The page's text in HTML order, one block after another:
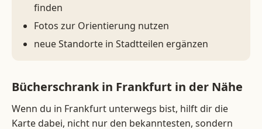
finden
Fotos zur Orientierung nutzen
neue Standorte in Stadtteilen ergänzen
Bücherschrank in Frankfurt in der Nähe
Wenn du in Frankfurt unterwegs bist, hilft dir die
Karte dabei, nicht nur den bekanntesten, sondern